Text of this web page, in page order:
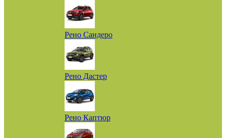
Рено Сандеро
Рено Дастер
Рено Каптюр